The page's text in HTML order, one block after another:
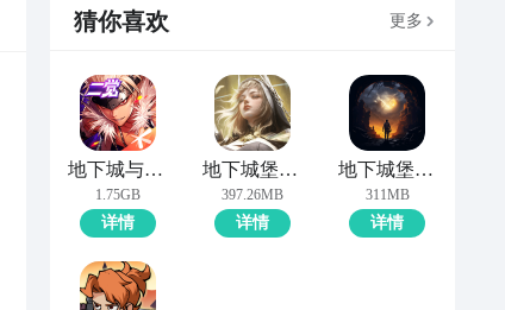
猜你喜欢 更多
地下城与勇士：起源
1.75GB
详情
地下城堡4：骑士与破碎编年史
397.26MB
详情
地下城堡2:黑暗觉醒
311MB
详情